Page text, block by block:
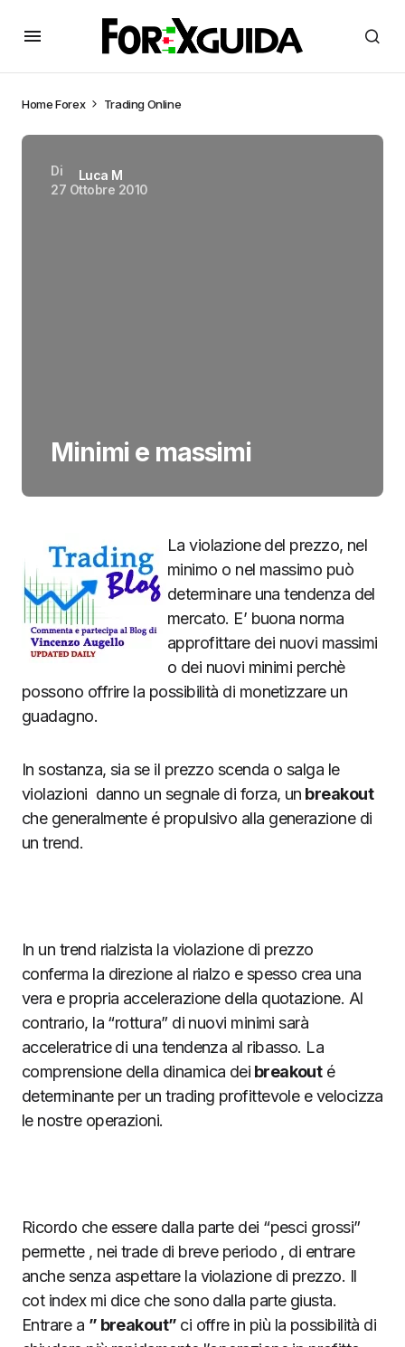
HomeForex Trading Online
Di
Luca M
27 Ottobre 2010
Minimi e massimi
La violazione del prezzo, nel
minimo o nel massimo può
determinare una tendenza del
mercato. E’ buona norma
approfittare dei nuovi massimi
o dei nuovi minimi perchè
possono offrire la possibilità di monetizzare un
guadagno.
In sostanza, sia se il prezzo scenda o salga le
violazioni danno un segnale di forza, un breakout
che generalmente é propulsivo alla generazione di
un trend.
In un trend rialzista la violazione di prezzo
conferma la direzione al rialzo e spesso crea una
vera e propria accelerazione della quotazione. Al
contrario, la “rottura” di nuovi minimi sarà
acceleratrice di una tendenza al ribasso. La
comprensione della dinamica dei breakouté
determinante per un trading profittevole e velocizza
le nostre operazioni.
Ricordo che essere dalla parte dei “pesci grossi”
permette , nei trade di breve periodo , di entrare
anche senza aspettare la violazione di prezzo. Il
cot index mi dice che sono dalla parte giusta.
Entrare a ” breakout” ci offre in più la possibilità di